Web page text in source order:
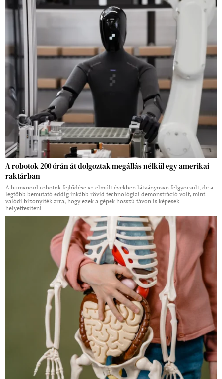
A robotok 200 órán át dolgoztak megállás nélkül egy amerikai
raktárban
A humanoid robotok fejlődése az elmúlt években látványosan felgyorsult, de a
legtöbb bemutató eddig inkább rövid technológiai demonstráció volt, mint
valódi bizonyíték arra, hogy ezek a gépek hosszú távon is képesek
helyettesíteni